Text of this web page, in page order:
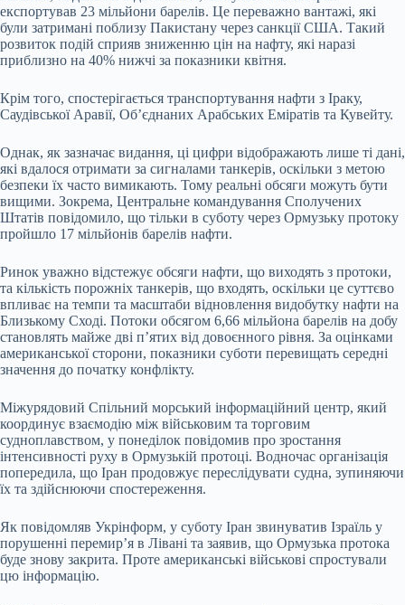
експортував 23 мільйони барелів. Це переважно вантажі, які
були затримані поблизу Пакистану через санкції США. Такий
розвиток подій сприяв зниженню цін на нафту, які наразі
приблизно на 40% нижчі за показники квітня.
Крім того, спостерігається транспортування нафти з Іраку,
Саудівської Аравії, Об’єднаних Арабських Еміратів та Кувейту.
Однак, як зазначає видання, ці цифри відображають лише ті дані,
які вдалося отримати за сигналами танкерів, оскільки з метою
безпеки їх часто вимикають. Тому реальні обсяги можуть бути
вищими. Зокрема, Центральне командування Сполучених
Штатів повідомило, що тільки в суботу через Ормузьку протоку
пройшло 17 мільйонів барелів нафти.
Ринок уважно відстежує обсяги нафти, що виходять з протоки,
та кількість порожніх танкерів, що входять, оскільки це суттєво
впливає на темпи та масштаби відновлення видобутку нафти на
Близькому Сході. Потоки обсягом 6,66 мільйона барелів на добу
становлять майже дві п’ятих від довоєнного рівня. За оцінками
американської сторони, показники суботи перевищать середні
значення до початку конфлікту.
Міжурядовий Спільний морський інформаційний центр, який
координує взаємодію між військовим та торговим
судноплавством, у понеділок повідомив про зростання
інтенсивності руху в Ормузькій протоці. Водночас організація
попередила, що Іран продовжує переслідувати судна, зупиняючи
їх та здійснюючи спостереження.
Як повідомляв Укрінформ, у суботу Іран звинуватив Ізраїль у
порушенні перемир’я в Лівані та заявив, що Ормузька протока
буде знову закрита. Проте американські військові спростували
цю інформацію.